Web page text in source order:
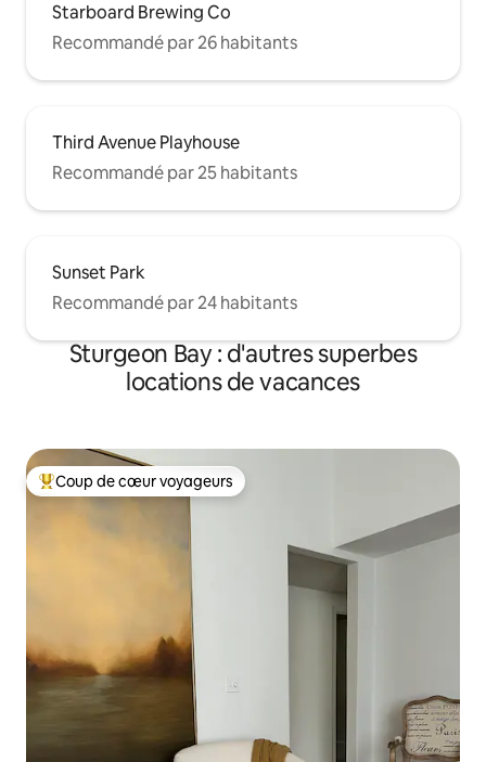
Starboard Brewing Co
Recommandé par 26 habitants
Third Avenue Playhouse
Recommandé par 25 habitants
Sunset Park
Recommandé par 24 habitants
Sturgeon Bay : d'autres superbes
locations de vacances
Coups de cœur voyageurs les plus appréciés
Coup de cœur voyageurs